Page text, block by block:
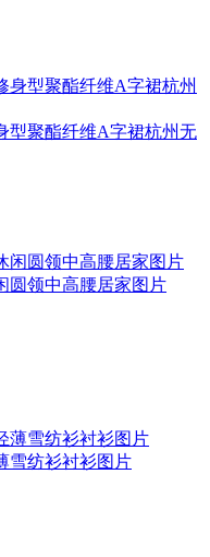
型聚酯纤维A字裙杭州无
圆领中高腰居家图片
雪纺衫衬衫图片